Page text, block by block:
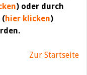
) oder durch
(hier klicken)
Zur Startseite